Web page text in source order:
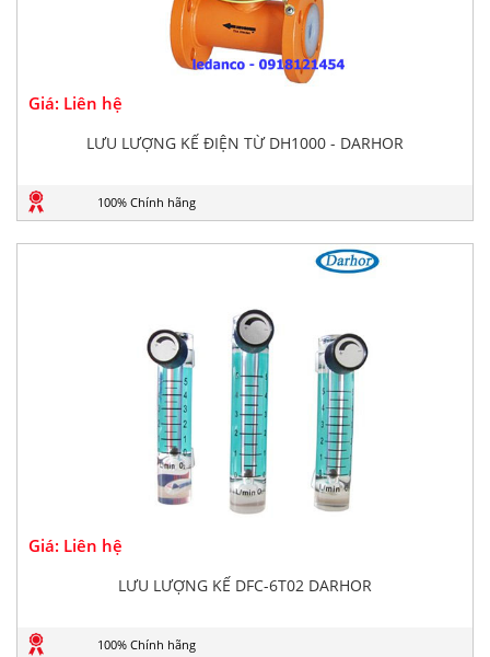
Giá: Liên hệ
LƯU LƯỢNG KẾ ĐIỆN TỪ DH1000 - DARHOR
100% Chính hãng
Giá: Liên hệ
LƯU LƯỢNG KẾ DFC-6T02 DARHOR
100% Chính hãng